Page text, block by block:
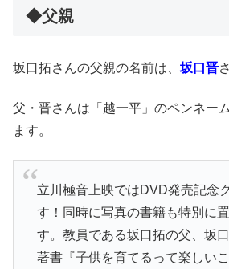
◆父親
坂口拓さんの父親の名前は、 坂口晋
父・晋さんは「越一平」のペンネー
ます。
立川極音上映ではDVD発売記念
す！同時に写真の書籍も特別に
す。教員である坂口拓の父、坂
著書『子供を育てるって楽しい